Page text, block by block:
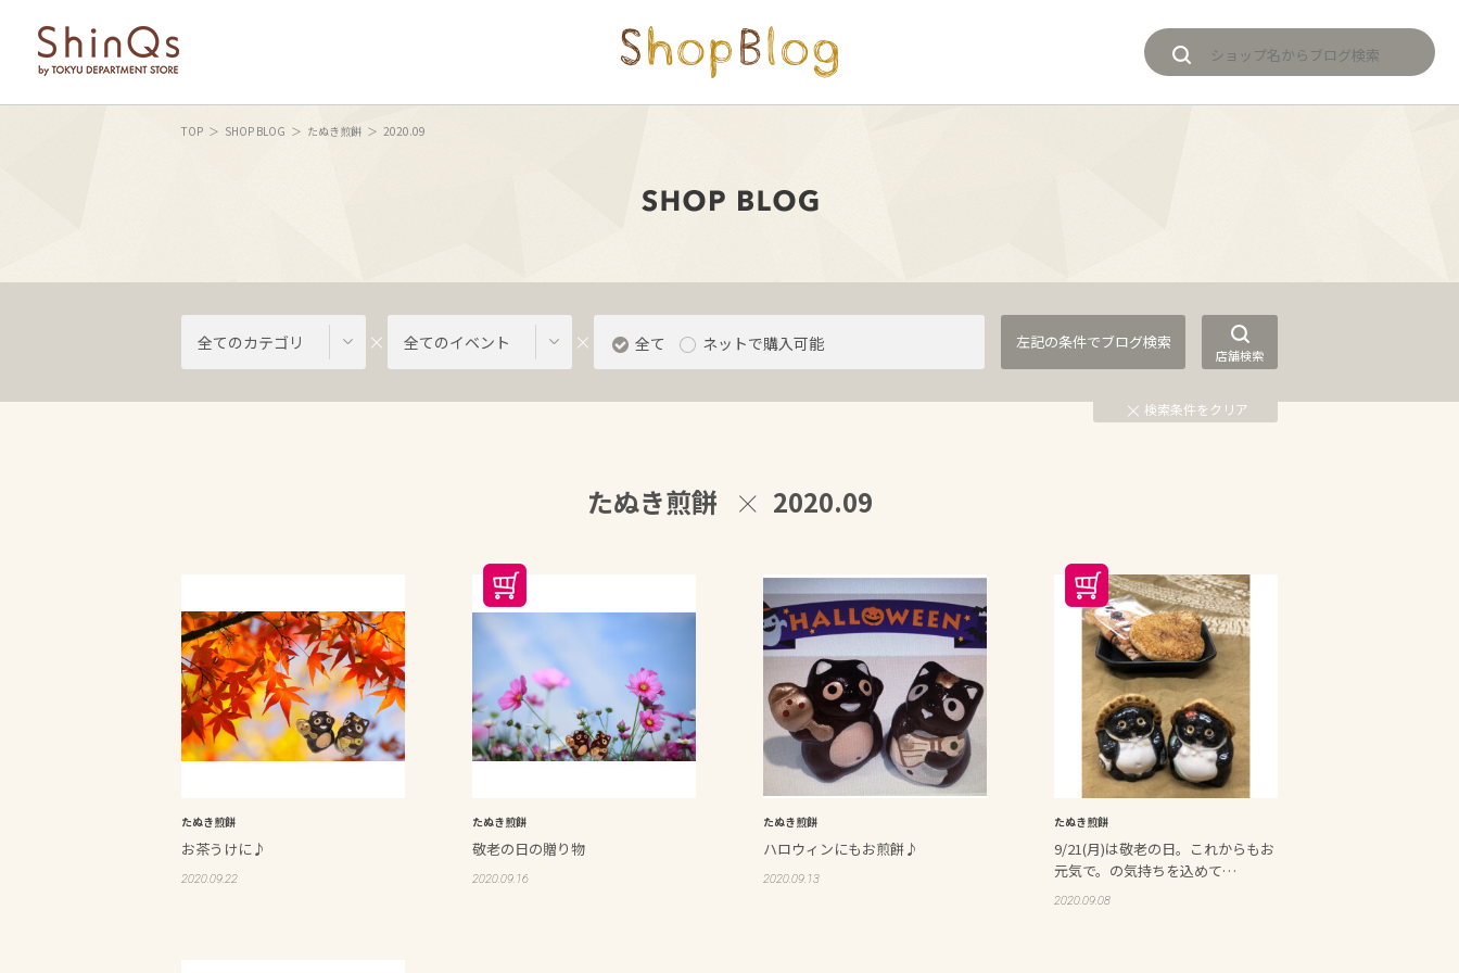
TOP SHOP BLOG たぬき煎餅 2020.09
全てのカテゴリ 全てのイベント 全て ネットで購入可能
店舗検索
検索条件をクリア
たぬき煎餅 2020.09
たぬき煎餅
お茶うけに♪
2020.09.22
たぬき煎餅
敬老の日の贈り物
2020.09.16
たぬき煎餅
ハロウィンにもお煎餅♪
2020.09.13
たぬき煎餅
9/21(月)は敬老の日。これからもお
元気で。の気持ちを込めて…
2020.09.08